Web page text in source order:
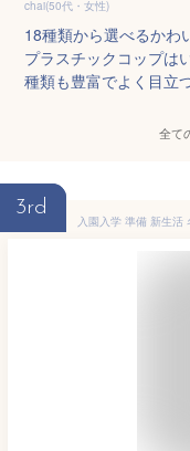
chai(50代・女性)
18種類から選べるかわ
プラスチックコップは
種類も豊富でよく目立
全て
3rd